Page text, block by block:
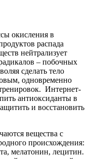
окисления в
распада
нейтрализует
– побочных
сделать тело
одновременно
Интернет-
антиоксиданты в
и восстановить
вещества с
происхождения:
мелатонин, лецитин.